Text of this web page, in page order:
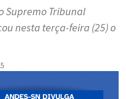
Supremo Tribunal
nesta terça-feira (25) o